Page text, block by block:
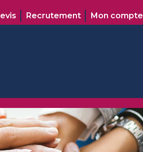
Recrutement Mon compte